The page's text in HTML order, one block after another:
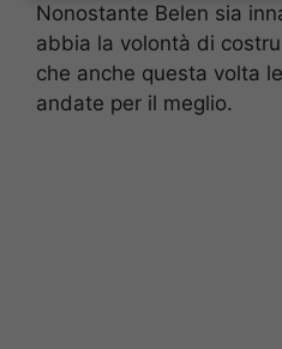
Nonostante Belen sia
abbia la volontà di
che anche questa volta
andate per il meglio.